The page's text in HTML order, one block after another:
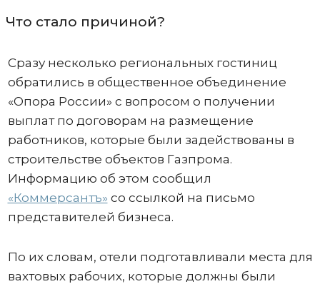
Что стало причиной?
Сразу несколько региональных гостиниц
обратились в общественное объединение
«Опора России» с вопросом о получении
выплат по договорам на размещение
работников, которые были задействованы в
строительстве объектов Газпрома.
Информацию об этом сообщил
«Коммерсантъ» со ссылкой на письмо
представителей бизнеса.
По их словам, отели подготавливали места для
вахтовых рабочих, которые должны были